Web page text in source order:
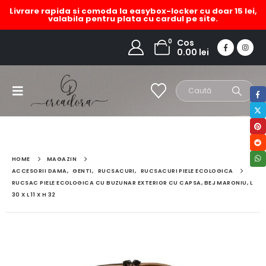
Livrare rapida si comoda la easybox-locker cu doar 15 lei,
valabila pentru plata cu cardul pe site.
0
Cos
0.00 lei
HOME
MAGAZIN
ACCESORII DAMA, GENTI, RUCSACURI,
RUCSACURI PIELE ECOLOGICA
RUCSAC PIELE ECOLOGICA CU BUZUNAR EXTERIOR CU CAPSA, BEJ MARONIU, L
30 X L 11 X H 32